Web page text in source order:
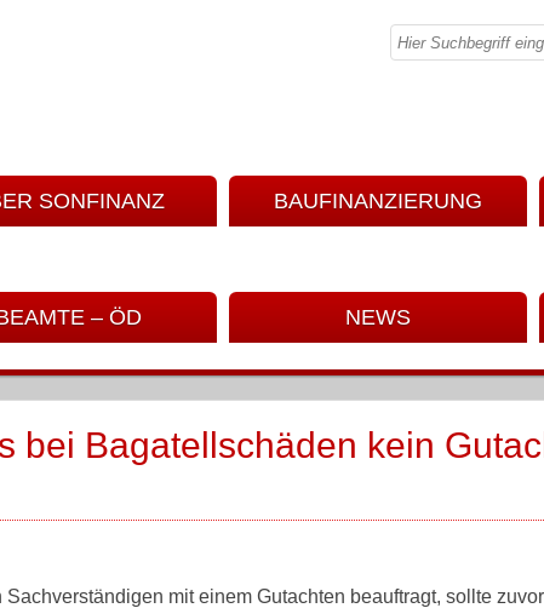
SONFINANZ BAUFINANZIERUNG
– ÖD NEWS
bei Bagatellschäden kein
mit einem Gutachten beauftragt, sollte